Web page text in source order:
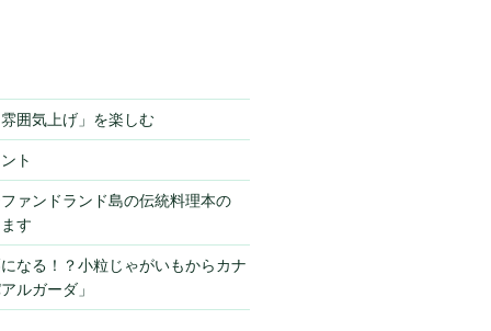
囲気上げ」を楽しむ
ト
ァンドランド島の伝統料理本の
す
なる！？小粒じゃがいもからカナ
ルガーダ」